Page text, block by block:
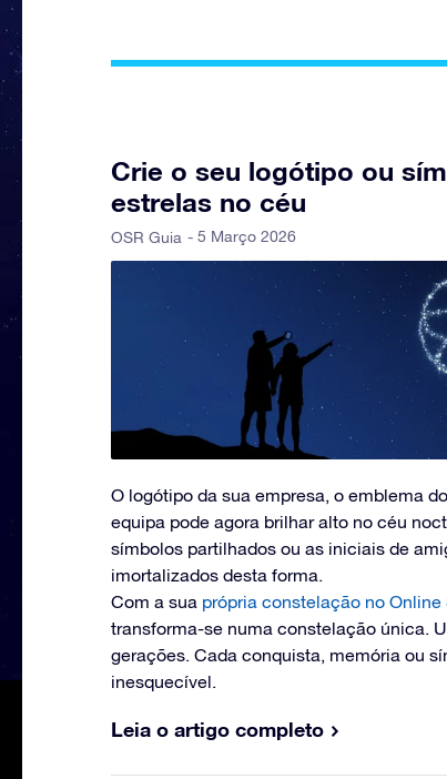
Crie o seu logótipo ou
estrelas no céu
OSR Guia - 5 Março 2026
O logótipo da sua empresa, o emblema
equipa pode agora brilhar alto no céu
símbolos partilhados ou as iniciais de
imortalizados desta forma.
Com a sua própria constelação no Online
transforma-se numa constelação única.
gerações. Cada conquista, memória ou
inesquecível.
Leia o artigo completo